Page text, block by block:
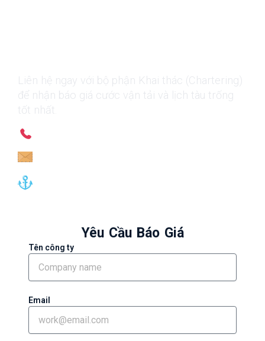
Liên hệ ngay với bộ phận Khai thác (Chartering)
để nhận báo giá cước vận tải và lịch tàu trống
tốt nhất.
Yêu Cầu Báo Giá
Tên công ty
Email